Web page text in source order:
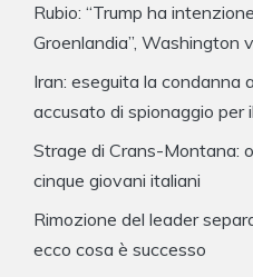
Rubio: “Trump ha
Groenlandia”, Washington
Iran: eseguita la condanna
accusato di spionaggio per
Strage di Crans-Montana:
cinque giovani italiani
Rimozione del leader
ecco cosa è successo